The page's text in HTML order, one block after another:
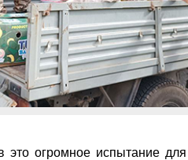
огромное испытание